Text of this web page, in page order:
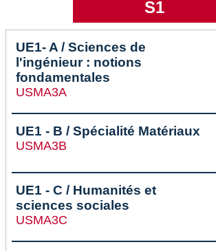
S1
UE1- A / Sciences de
l'ingénieur : notions
fondamentales
USMA3A
UE1 - B / Spécialité Matériaux
USMA3B
UE1 - C / Humanités et
sciences sociales
USMA3C